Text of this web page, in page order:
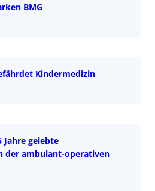
BMG
Kindermedizin
Jahre gelebte
der ambulant-operativen